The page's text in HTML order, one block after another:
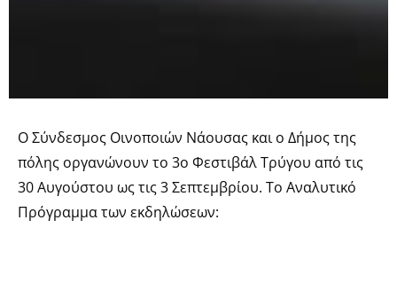
Ο Σύνδεσμος Οινοποιών Νάουσας και ο Δήμος της
πόλης οργανώνουν το 3ο Φεστιβάλ Τρύγου από τις
30 Αυγούστου ως τις 3 Σεπτεμβρίου. Το Αναλυτικό
Πρόγραμμα των εκδηλώσεων: